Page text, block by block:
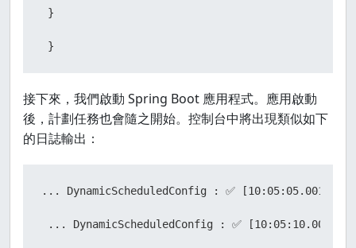
}
}
接下來，我們啟動 Spring Boot 應用程式。應用啟動
後，計劃任務也會隨之開始。控制台中將出現類似如下
的日誌輸出：
... DynamicScheduledConfig : ✅ [10:05:05.001]
... DynamicScheduledConfig : ✅ [10:05:10.001]